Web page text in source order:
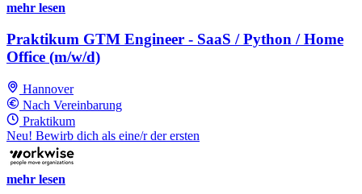
mehr lesen
Praktikum GTM Engineer - SaaS / Python / Home
Office (m/w/d)
Hannover
Nach Vereinbarung
Praktikum
Neu! Bewirb dich als eine/r der ersten
mehr lesen